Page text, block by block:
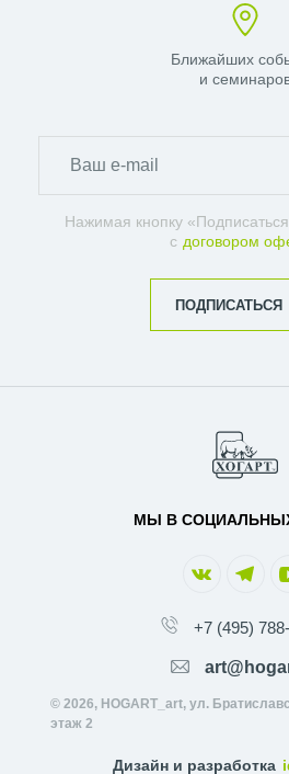
Ближайших
и
Нажимая кнопку
с договором
ПОДПИСАТЬСЯ
МЫ В
+7 (495)
© 2026, HOGART_art, ул.
этаж 2
Дизайн и разработка